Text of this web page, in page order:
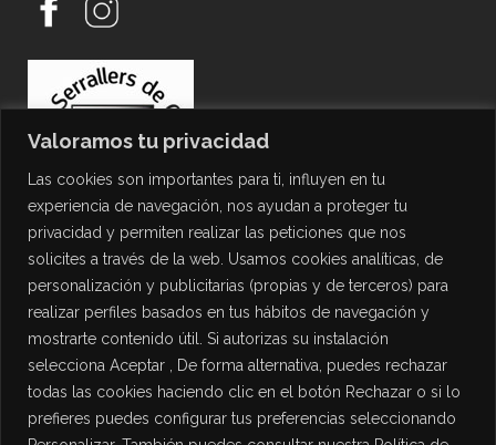
Valoramos tu privacidad
Las cookies son importantes para ti, influyen en tu
experiencia de navegación, nos ayudan a proteger tu
privacidad y permiten realizar las peticiones que nos
solicites a través de la web. Usamos cookies analíticas, de
personalización y publicitarias (propias y de terceros) para
realizar perfiles basados en tus hábitos de navegación y
mostrarte contenido útil. Si autorizas su instalación
selecciona Aceptar , De forma alternativa, puedes rechazar
todas las cookies haciendo clic en el botón Rechazar o si lo
prefieres puedes configurar tus preferencias seleccionando
PROTECCIÓN DE DATOS
Política de Privacidad
Política de Cookies
Aviso Legal